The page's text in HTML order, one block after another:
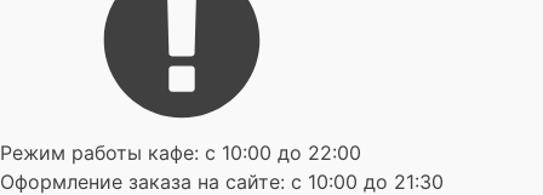
Режим работы кафе: с 10:00 до 22:00
Оформление заказа на сайте: с 10:00 до 21:30